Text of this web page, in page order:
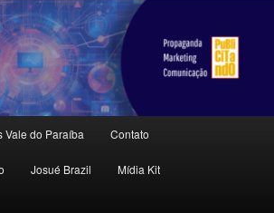
Vale do Paraíba Contato
Josué Brazil Mídia Kit